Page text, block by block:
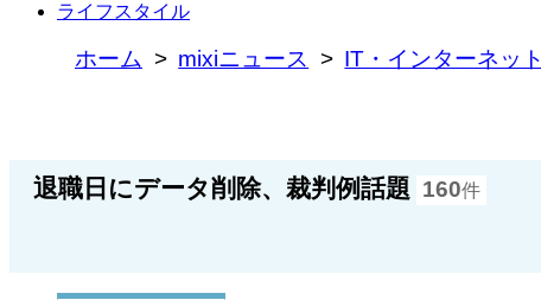
ライフスタイル
ホーム mixiニュース IT・インターネット
退職日にデータ削除、裁判例話題 160件